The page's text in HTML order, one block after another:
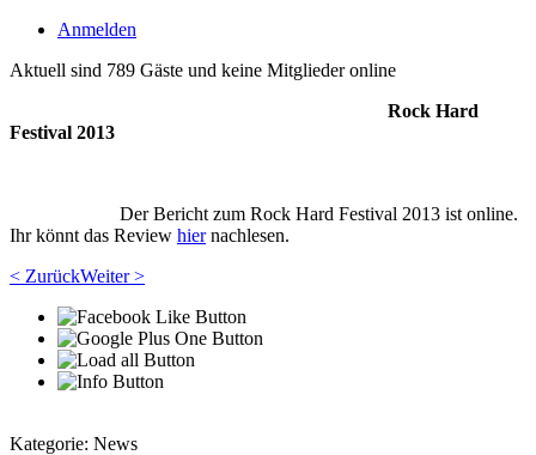
Anmelden
Aktuell sind 789 Gäste und keine Mitglieder online
Rock Hard
Festival 2013
Der Bericht zum Rock Hard Festival 2013 ist online.
Ihr könnt das Review hiernachlesen.
< ZurückWeiter >
Kategorie: News